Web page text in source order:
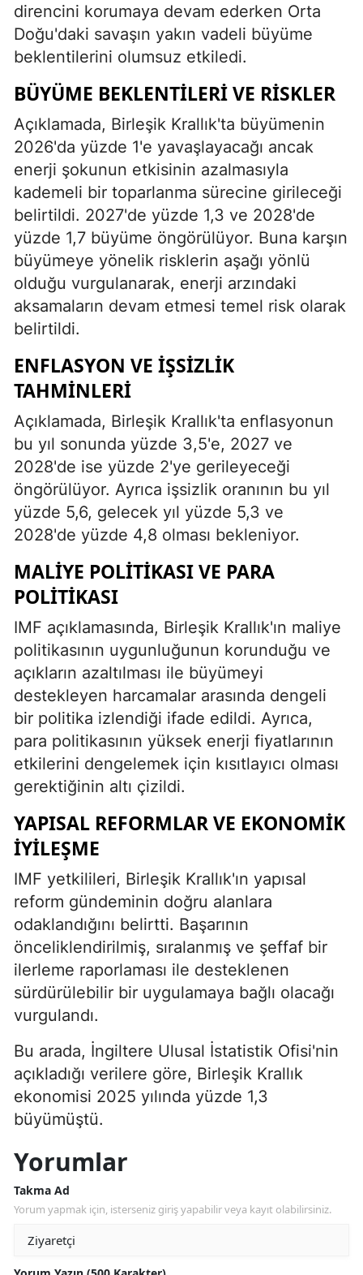
direncini korumaya devam ederken Orta
Doğu'daki savaşın yakın vadeli büyüme
beklentilerini olumsuz etkiledi.
BÜYÜME BEKLENTILERI VE RISKLER
Açıklamada, Birleşik Krallık'ta büyümenin
2026'da yüzde 1'e yavaşlayacağı ancak
enerji şokunun etkisinin azalmasıyla
kademeli bir toparlanma sürecine girileceği
belirtildi. 2027'de yüzde 1,3 ve 2028'de
yüzde 1,7 büyüme öngörülüyor. Buna karşın
büyümeye yönelik risklerin aşağı yönlü
olduğu vurgulanarak, enerji arzındaki
aksamaların devam etmesi temel risk olarak
belirtildi.
ENFLASYON VE İŞSIZLIK
TAHMINLERI
Açıklamada, Birleşik Krallık'ta enflasyonun
bu yıl sonunda yüzde 3,5'e, 2027 ve
2028'de ise yüzde 2'ye gerileyeceği
öngörülüyor. Ayrıca işsizlik oranının bu yıl
yüzde 5,6, gelecek yıl yüzde 5,3 ve
2028'de yüzde 4,8 olması bekleniyor.
MALIYE POLITIKASI VE PARA
POLITIKASI
IMF açıklamasında, Birleşik Krallık'ın maliye
politikasının uygunluğunun korunduğu ve
açıkların azaltılması ile büyümeyi
destekleyen harcamalar arasında dengeli
bir politika izlendiği ifade edildi. Ayrıca,
para politikasının yüksek enerji fiyatlarının
etkilerini dengelemek için kısıtlayıcı olması
gerektiğinin altı çizildi.
YAPISAL REFORMLAR VE EKONOMIK
İYILEŞME
IMF yetkilileri, Birleşik Krallık'ın yapısal
reform gündeminin doğru alanlara
odaklandığını belirtti. Başarının
önceliklendirilmiş, sıralanmış ve şeffaf bir
ilerleme raporlaması ile desteklenen
sürdürülebilir bir uygulamaya bağlı olacağı
vurgulandı.
Bu arada, İngiltere Ulusal İstatistik Ofisi'nin
açıkladığı verilere göre, Birleşik Krallık
ekonomisi 2025 yılında yüzde 1,3
büyümüştü.
Yorumlar
Takma Ad
Yorum yapmak için, isterseniz giriş yapabilir veya kayıt olabilirsiniz.